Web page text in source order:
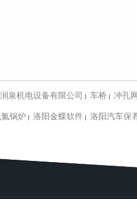
泉机电设备有限公司 | 车桥 | 冲孔
锅炉 | 洛阳金蝶软件 | 洛阳汽车保